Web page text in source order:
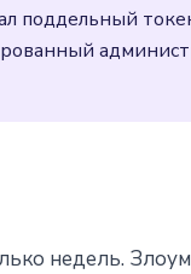
поддельный
недель.